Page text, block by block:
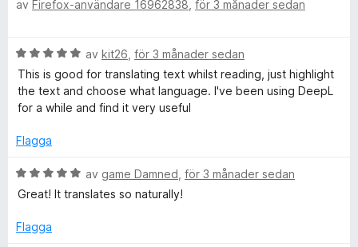
5
1
5
e
g
s
a
t
5
v
5
av Firefox-användare 16962838 för 3 månader sedan
B
e
t
y
s
t
a
av kit26 för 3 månader sedan
This is good for translating text whilst reading, just highlight
the text and choose what language. I've been using DeepL
for a while and find it very useful
Flagga
B
e
y
av game Damned för 3 månader sedan
Great! It translates so naturally!
Flagga